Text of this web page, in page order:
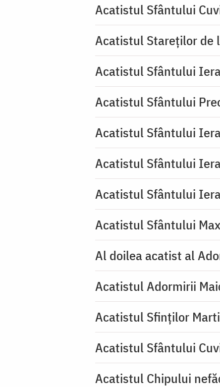
Acatistul Sfântului
Acatistul Stareţilor de
Acatistul Sfântului
Acatistul Sfântului
Acatistul Sfântului
Acatistul Sfântului
Acatistul Sfântului
Acatistul Sfântului
Al doilea acatist al
Acatistul Adormirii
Acatistul Sfinților
Acatistul Sfântului
Acatistul Chipului